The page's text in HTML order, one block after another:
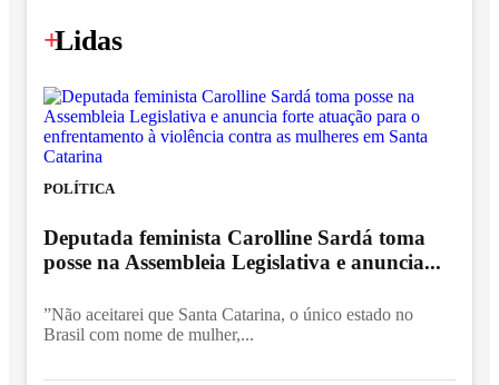
+
Lidas
POLÍTICA
Deputada feminista Carolline Sardá toma
posse na Assembleia Legislativa e anuncia...
”Não aceitarei que Santa Catarina, o único estado no
Brasil com nome de mulher,...